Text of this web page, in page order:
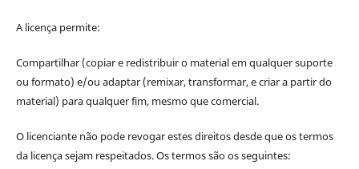
A licença permite:
Compartilhar (copiar e redistribuir o material em qualquer suporte
ou formato) e/ou adaptar (remixar, transformar, e criar a partir do
material) para qualquer fim, mesmo que comercial.
O licenciante não pode revogar estes direitos desde que os termos
da licença sejam respeitados. Os termos são os seguintes: